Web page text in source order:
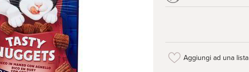
Aggiungi ad una lista